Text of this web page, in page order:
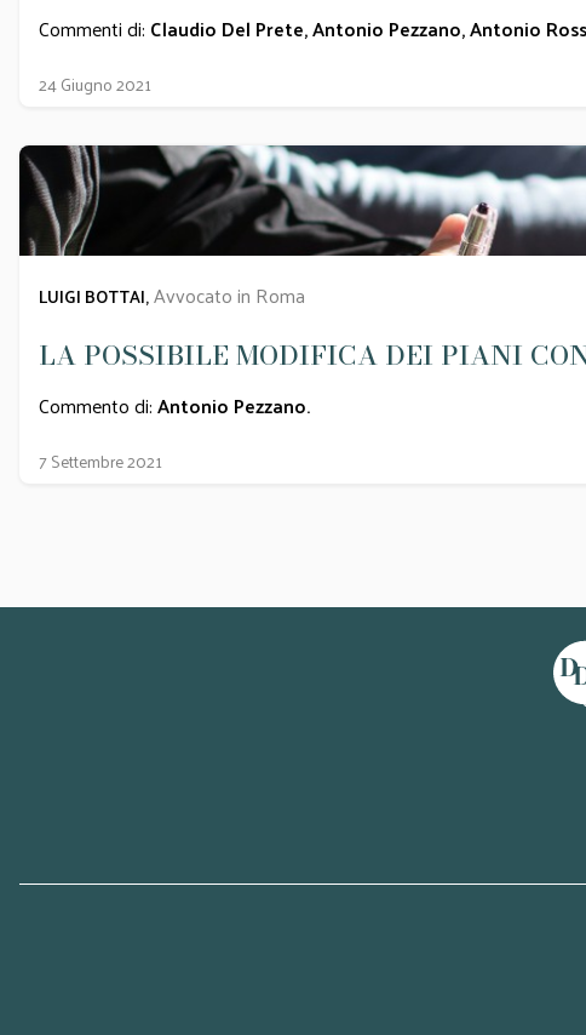
Commenti di: Claudio Del Prete,Antonio Pezzano,Antonio
24 Giugno 2021
LUIGI BOTTAI,Avvocato in Roma
LA POSSIBILE MODIFICA DEI PIANI
Commento di:Antonio Pezzano.
7 Settembre 2021